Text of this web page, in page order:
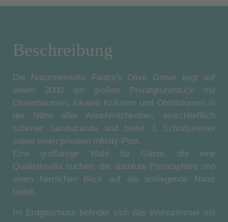
Beschreibung
Die Natursteinvilla Faidra's Olive Grove liegt auf
einem 2000 qm großen Privatgrundstück mit
Olivenbäumen, lokalen Kräutern und Obstbäumen in
der Nähe aller Annehmlichkeiten, einschließlich
schöner Sandstrände und bietet 3 Schlafzimmer
sowie einen privaten Infinity-Pool.
Eine großartige Wahl für Gäste, die eine
Qualitätsvilla suchen, die absolute Privatsphäre und
einen herrlichen Blick auf die umliegende Natur
bietet.
Im Erdgeschoss befindet sich das Wohnzimmer mit